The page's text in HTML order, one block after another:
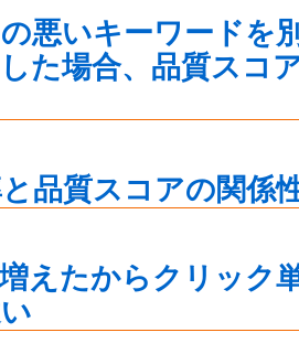
悪いキーワードを
た場合、品質スコ
品質スコアの関係
えたからクリック